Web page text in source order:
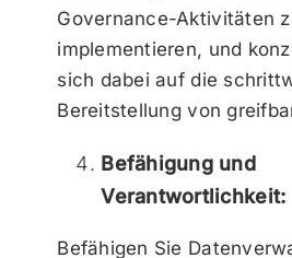
Governance-Aktivitäten
implementieren, und
sich dabei auf die
Bereitstellung von
Befähigung und
Verantwortlichkeit:
Befähigen Sie